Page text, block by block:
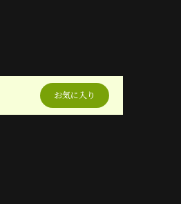
お気に入り